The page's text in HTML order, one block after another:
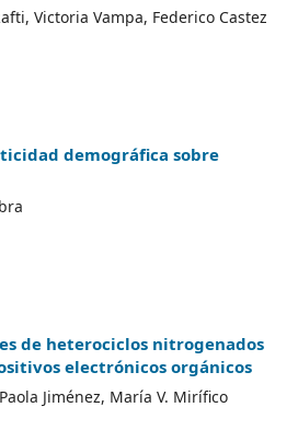
Victoria Vampa, Federico Castez
demográfica sobre
de heterociclos nitrogenados
electrónicos orgánicos
Jiménez, María V. Mirífico